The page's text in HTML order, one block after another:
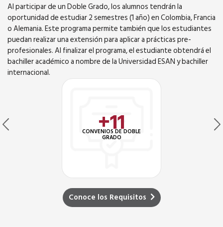
Al participar de un Doble Grado, los alumnos tendrán la
oportunidad de estudiar 2 semestres (1 año) en Colombia, Francia
o Alemania. Este programa permite también que los estudiantes
puedan realizar una extensión para aplicar a prácticas pre-
profesionales. Al finalizar el programa, el estudiante obtendrá el
bachiller académico a nombre de la Universidad ESAN y bachiller
internacional.
+11
CONVENIOS DE DOBLE
GRADO
Conoce los Requisitos